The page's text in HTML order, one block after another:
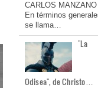
CARLOS MANZANO
En términos
se llama…
"La
Odisea", de Christo…